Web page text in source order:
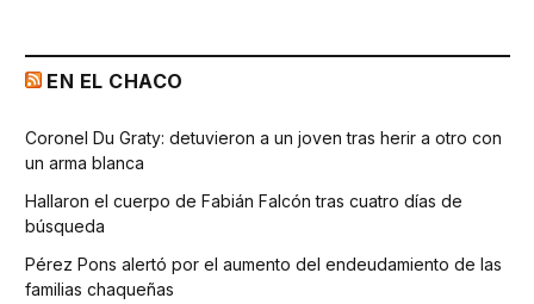
EN EL CHACO
Coronel Du Graty: detuvieron a un joven tras herir a otro con
un arma blanca
Hallaron el cuerpo de Fabián Falcón tras cuatro días de
búsqueda
Pérez Pons alertó por el aumento del endeudamiento de las
familias chaqueñas